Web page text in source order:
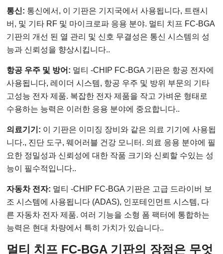
통신: 통신에서, 이 기판은 기지국에서 사용됩니다, 트랜시
버, 및 기타 RF 및 마이크로파 응용 분야. 멀티 치프 FC-BGA
기판의 개선 된 열 관리 및 신호 무결성은 통신 시스템의 성
능과 신뢰성을 향상시킵니다..
항공 우주 및 방어: 멀티 -CHIP FC-BGA 기판은 항공 전자에
사용됩니다, 레이더 시스템, 항공 우주 및 방위 부문의 기타
고성능 전자 제품. 복잡한 전자 제품을 작고 가벼운 형태로
수용하는 능력은 이러한 응용 분야에 중요합니다..
의료기기: 이 기판은 이미징 장비와 같은 의료 기기에 사용됩
니다., 진단 도구, 웨어러블 건강 모니터. 의료 응용 분야에 필
요한 정밀성과 신뢰성에 대한 작품 크기와 신뢰할 수있는 성
능이 필수적입니다..
자동차 전자: 멀티 -CHIP FC-BGA 기판은 고급 드라이버 보
조 시스템에 사용됩니다 (ADAS), 인포테인먼트 시스템, 다
른 자동차 전자 제품. 여러 기능을 소형 폼 팩터에 통합하는
능력은 현대 차량에서 특히 가치가 있습니다..
멀티 치프 FC-BGA 기판의 장점은 무엇